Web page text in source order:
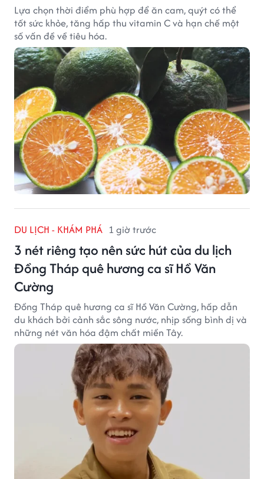
Lựa chọn thời điểm phù hợp để ăn cam, quýt có thể
tốt sức khỏe, tăng hấp thu vitamin C và hạn chế một
số vấn đề về tiêu hóa.
DU LỊCH - KHÁM PHÁ 1 giờ trước
3 nét riêng tạo nên sức hút của du lịch
Đồng Tháp quê hương ca sĩ Hồ Văn
Cường
Đồng Tháp quê hương ca sĩ Hồ Văn Cường, hấp dẫn
du khách bởi cảnh sắc sông nước, nhịp sống bình dị và
những nét văn hóa đậm chất miền Tây.